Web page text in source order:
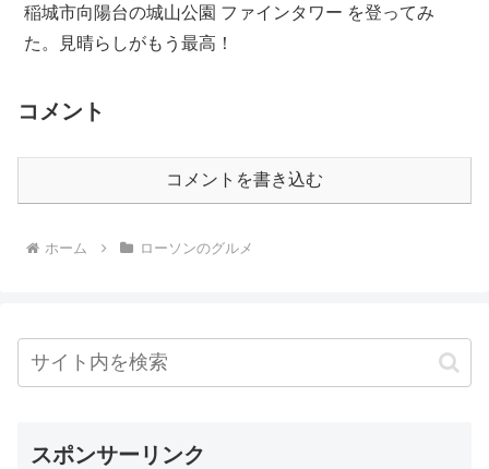
稲城市向陽台の城山公園 ファインタワー を登ってみ
た。見晴らしがもう最高！
コメント
コメントを書き込む
ホーム ローソンのグルメ
スポンサーリンク